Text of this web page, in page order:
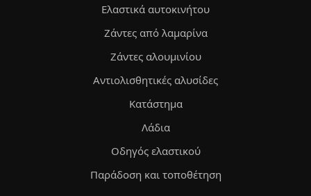
Ελαστικά αυτοκινήτου
Ζάντες από λαμαρίνα
Ζάντες αλουμινίου
Αντιολισθητικές αλυσίδες
Κατάστημα
Λάδια
Οδηγός ελαστικού
Παράδοση και τοποθέτηση